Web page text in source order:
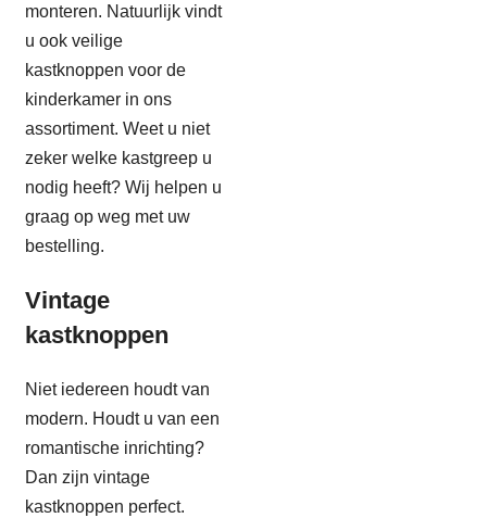
monteren. Natuurlijk vindt
u ook veilige
kastknoppen voor de
kinderkamer in ons
assortiment. Weet u niet
zeker welke kastgreep u
nodig heeft? Wij helpen u
graag op weg met uw
bestelling.
Vintage
kastknoppen
Niet iedereen houdt van
modern. Houdt u van een
romantische inrichting?
Dan zijn vintage
kastknoppen perfect.